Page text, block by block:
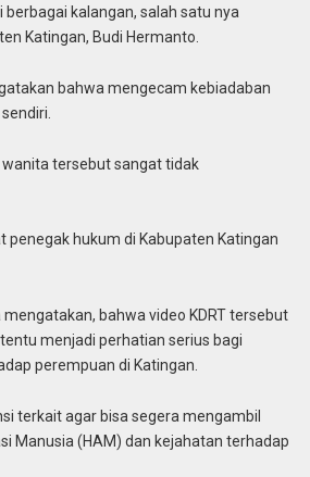
kalangan, salah satu nya
Katingan, Budi Hermanto.
bahwa mengecam kebiadaban
wanita tersebut sangat tidak
hukum di Kabupaten Katingan
bahwa video KDRT tersebut
menjadi perhatian serius bagi
perempuan di Katingan.
terkait agar bisa segera mengambil
Manusia (HAM) dan kejahatan terhadap